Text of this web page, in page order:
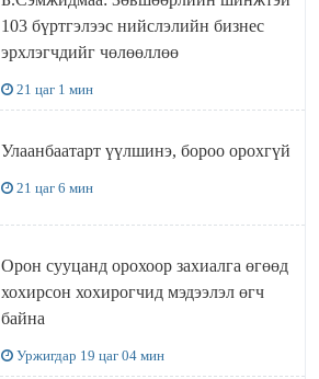
103 бүртгэлээс нийслэлийн бизнес
эрхлэгчдийг чөлөөллөө
21 цаг 1 мин
Улаанбаатарт үүлшинэ, бороо орохгүй
21 цаг 6 мин
Орон сууцанд орохоор захиалга өгөөд
хохирсон хохирогчид мэдээлэл өгч
байна
Уржигдар 19 цаг 04 мин